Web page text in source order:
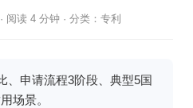
阅读 4 分钟 · 分类： 专利
、申请流程3阶段、典型5国
场景。